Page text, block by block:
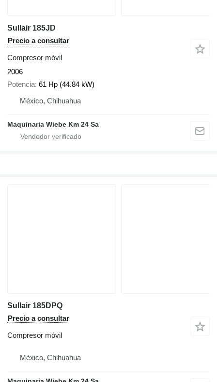
Sullair 185JD
Precio a consultar
Compresor móvil
2006
Potencia 61 Hp (44.84 kW)
México, Chihuahua
Maquinaria Wiebe Km 24 Sa
Sullair 185DPQ
Precio a consultar
Compresor móvil
México, Chihuahua